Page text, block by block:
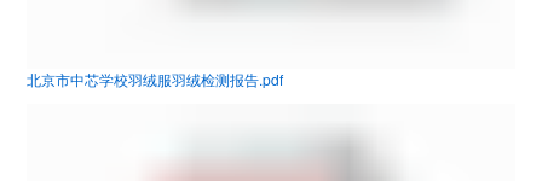
北京市中芯学校羽绒服羽绒检测报告.pdf